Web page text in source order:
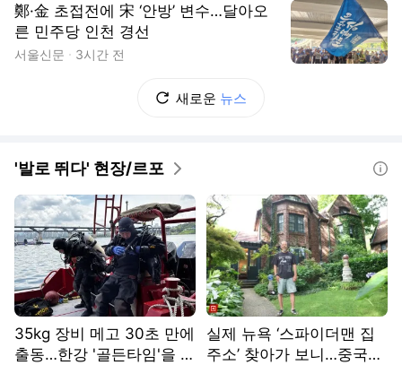
鄭·金 초접전에 宋 ‘안방’ 변수…달아오
른 민주당 인천 경선
서울신문 3시간 전
새로운 뉴스
'발로 뛰다' 현장/르포
35kg 장비 메고 30초 만에
출동…한강 '골든타임'을 지
실제 뉴욕 ‘스파이더맨 집
주소’ 찾아가 보니…중국인